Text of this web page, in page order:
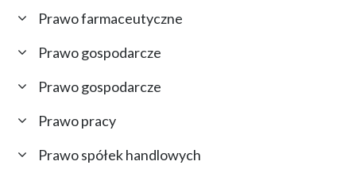
Prawo farmaceutyczne
Prawo gospodarcze
Prawo gospodarcze
Prawo pracy
Prawo spółek handlowych